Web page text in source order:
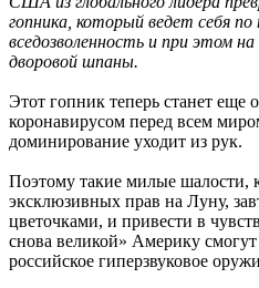
гопника, который ведет себя
вседозволенность и при этом
дворовой шпаны.
Этот гопник теперь станет еще
коронавирусом перед всем
доминирование уходит из рук.
Поэтому такие милые шалости,
эксклюзивных прав на Луну,
цветочками, и привести в
снова великой» Америку
российское гиперзвуковое